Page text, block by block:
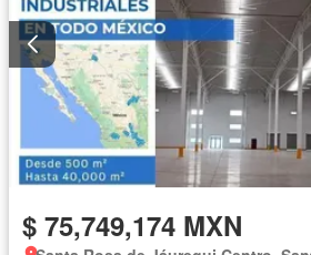
$ 75,749,174 MXN